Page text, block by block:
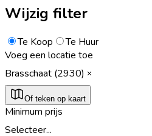
Wijzig filter
Te Koop
Te Huur
Voeg een locatie toe
Brasschaat (2930)
Of teken op kaart
Minimum prijs
Selecteer...